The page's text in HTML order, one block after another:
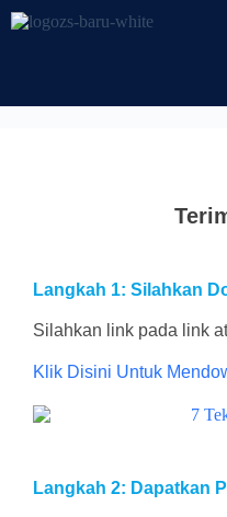
Langkah 1: Silahkan
Silahkan link pada link
Klik Disini Untuk
Langkah 2: Dapatkan